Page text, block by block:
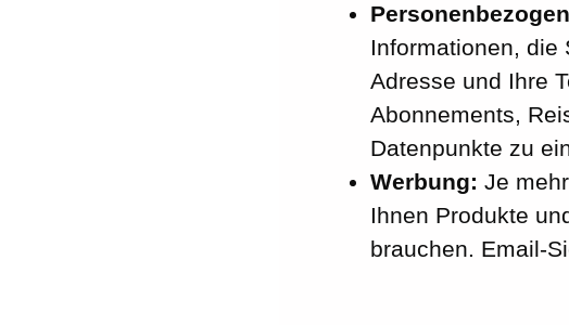
Informationen, die
Adresse und Ihre
Abonnements,
Datenpunkte zu
Werbung: Je
Ihnen Produkte
brauchen. Email-